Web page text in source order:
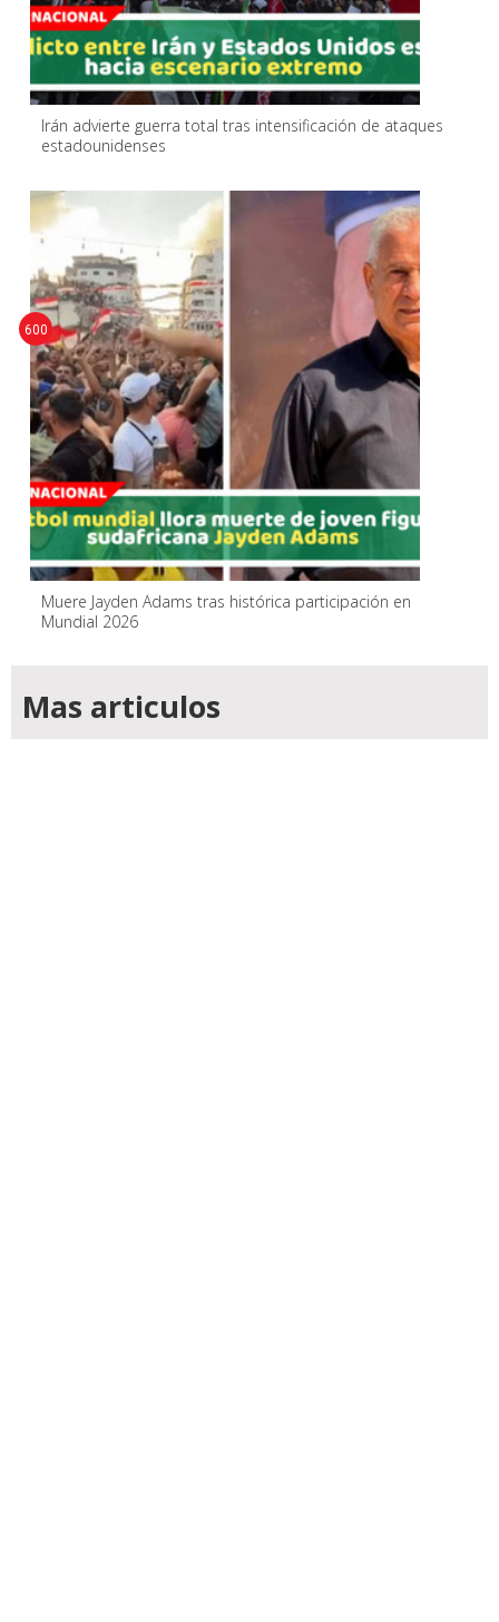
Irán advierte guerra total tras intensificación de ataques
estadounidenses
Muere Jayden Adams tras histórica participación en
Mundial 2026
600
Mas articulos